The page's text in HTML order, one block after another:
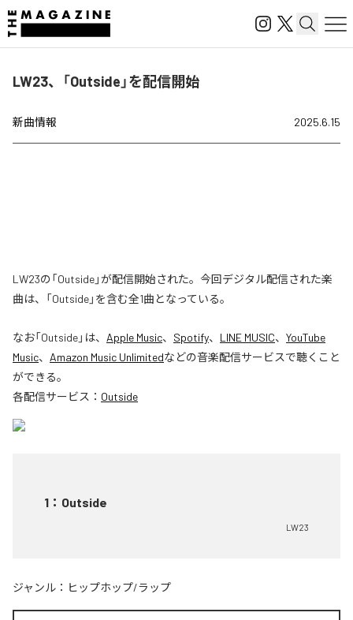
LW23、「Outside」を配信開始
新曲情報 2025.6.15
LW23の「Outside」が配信開始された。今回デジタル配信された楽
曲は、「Outside」を含む全1曲となっている。
なお「Outside」は、 Apple Music、 Spotify、 LINE MUSIC、 YouTube
Music、 Amazon Music Unlimitedなどの音楽配信サービスで聴くこと
ができる。
各配信サービス： Outside
1 ： Outside
LW23
ジャンル： ヒップホップ/ラップ